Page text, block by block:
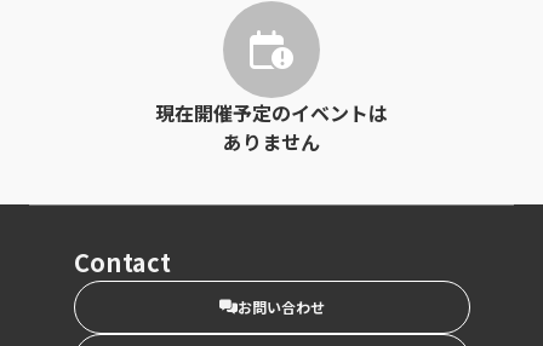
現在開催予定のイベントは
ありません
Contact
お問い合わせ